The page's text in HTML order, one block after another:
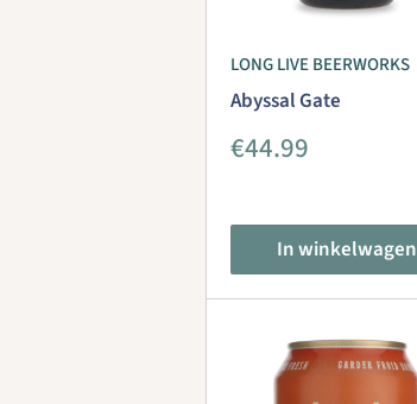
LONG LIVE BEERWORKS
Abyssal Gate
Aanbiedingsprijs
€44.99
In winkelwagen